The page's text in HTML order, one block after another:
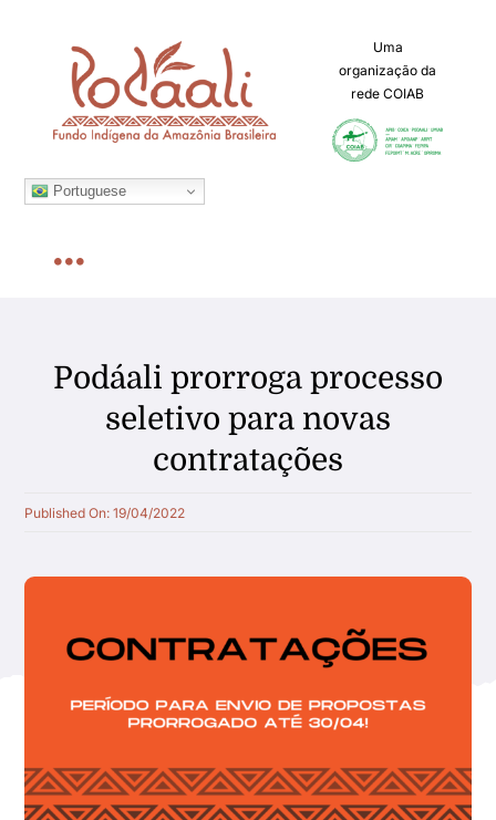
conteúdo
Portuguese
Uma
organização da
rede COIAB
Transparência
Notícias
Podáali prorroga processo
seletivo para novas
contratações
Published On: 19/04/2022